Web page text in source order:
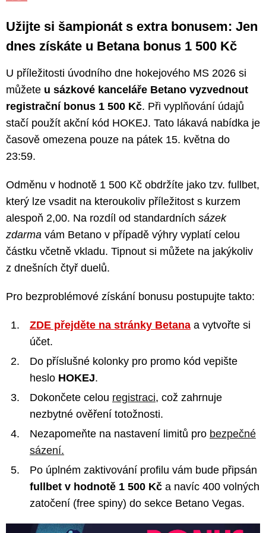
Užijte si šampionát s extra bonusem: Jen
dnes získáte u Betana bonus 1 500 Kč
U příležitosti úvodního dne hokejového MS 2026 si
můžete u sázkové kanceláře Betano vyzvednout
registrační bonus 1 500 Kč. Při vyplňování údajů
stačí použít akční kód HOKEJ. Tato lákavá nabídka je
časově omezena pouze na pátek 15. května do
23:59.
Odměnu v hodnotě 1 500 Kč obdržíte jako tzv. fullbet,
který lze vsadit na kteroukoliv příležitost s kurzem
alespoň 2,00. Na rozdíl od standardních sázek
zdarma vám Betano v případě výhry vyplatí celou
částku včetně vkladu. Tipnout si můžete na jakýkoliv
z dnešních čtyř duelů.
Pro bezproblémové získání bonusu postupujte takto:
ZDE přejděte na stránky Betana a vytvořte si
účet.
Do příslušné kolonky pro promo kód vepište
heslo HOKEJ.
Dokončete celou registraci, což zahrnuje
nezbytné ověření totožnosti.
Nezapomeňte na nastavení limitů pro bezpečné
sázení.
Po úplném zaktivování profilu vám bude připsán
fullbet v hodnotě 1 500 Kč a navíc 400 volných
zatočení (free spiny) do sekce Betano Vegas.